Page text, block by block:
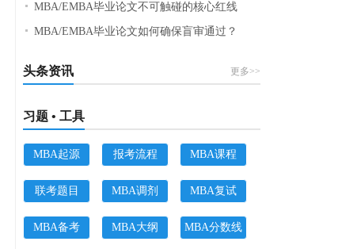
MBA/EMBA毕业论文不可触碰的核心红线
MBA/EMBA毕业论文如何确保盲审通过？
头条资讯 更多>>
习题 • 工具
MBA起源 报考流程 MBA课程
联考题目 MBA调剂 MBA复试
MBA备考 MBA大纲 MBA分数线